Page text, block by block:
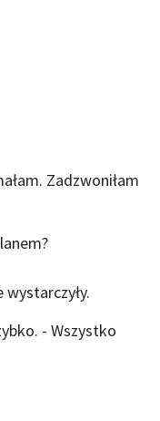
Zadzwoniłam
wystarczyły.
- Wszystko